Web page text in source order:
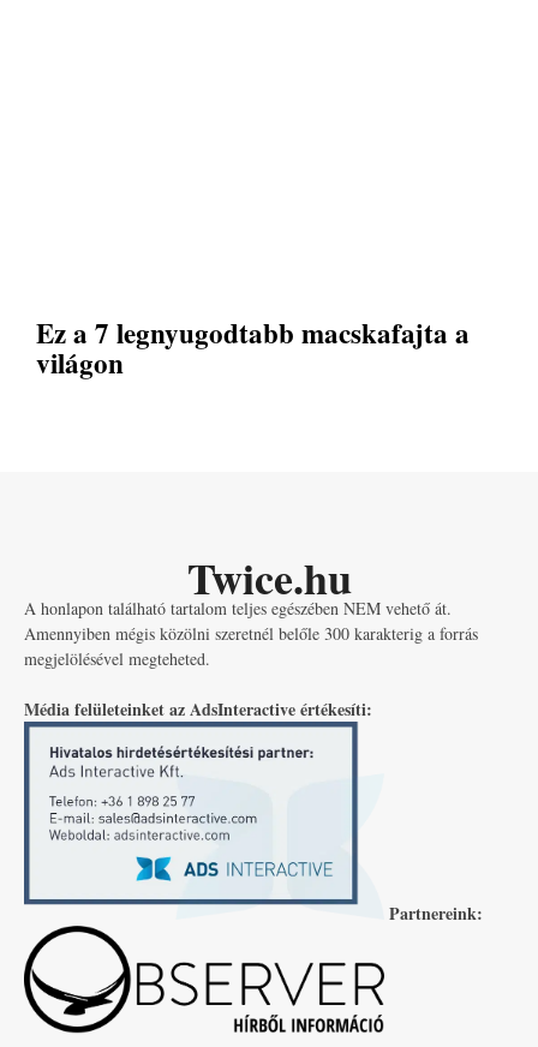
Ez a 7 legnyugodtabb macskafajta a
világon
Twice.hu
A honlapon található tartalom teljes egészében NEM vehető át.
Amennyiben mégis közölni szeretnél belőle 300 karakterig a forrás
megjelölésével megteheted.
Média felületeinket az AdsInteractive értékesíti:
Partnereink: